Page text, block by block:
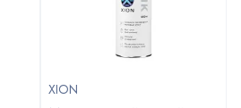
XION